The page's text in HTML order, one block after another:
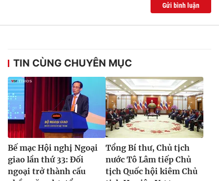
Gửi bình luận
TIN CÙNG CHUYÊN MỤC
Bế mạc Hội nghị Ngoại
giao lần thứ 33: Đối
ngoại trở thành cấu
Tổng Bí thư, Chủ tịch
nước Tô Lâm tiếp Chủ
tịch Quốc hội kiêm Chủ